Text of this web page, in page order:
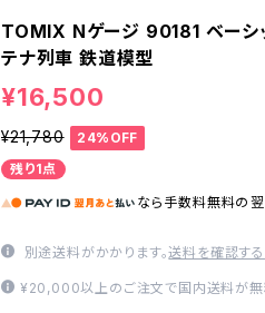
TOMIX Nゲージ 90181 ベーシ
テナ列車 鉄道模型
¥16,500
¥21,780
24%OFF
残り1点
なら 手数料無料の
別途送料がかかります。送料を確認する
¥20,000以上のご注文で国内送料が無